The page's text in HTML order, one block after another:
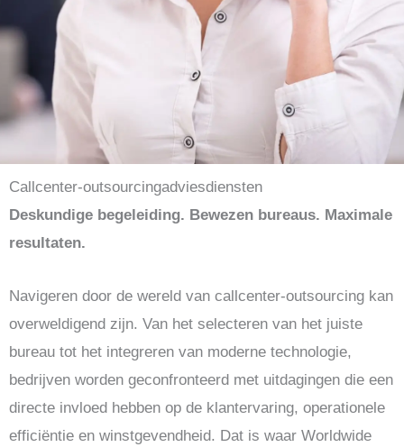
Callcenter-outsourcingadviesdiensten
Deskundige begeleiding. Bewezen bureaus. Maximale
resultaten.
Navigeren door de wereld van callcenter-outsourcing kan
overweldigend zijn. Van het selecteren van het juiste
bureau tot het integreren van moderne technologie,
bedrijven worden geconfronteerd met uitdagingen die een
directe invloed hebben op de klantervaring, operationele
efficiëntie en winstgevendheid. Dat is waar Worldwide